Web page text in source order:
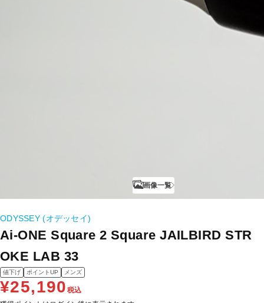
画像一覧
ODYSSEY (オデッセイ)
Ai-ONE Square 2 Square JAILBIRD STR
OKE LAB 33
値下げ ポイントUP メンズ
¥25,190 税込